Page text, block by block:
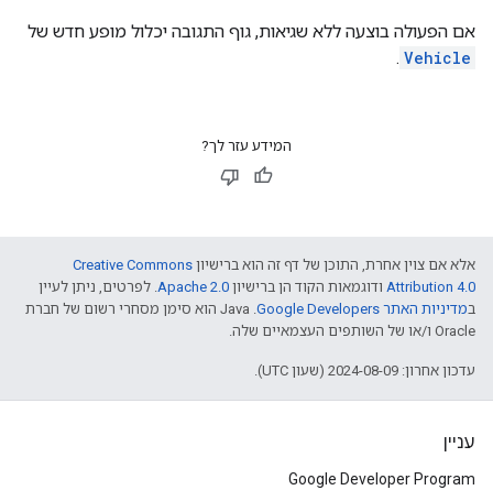
אם הפעולה בוצעה ללא שגיאות, גוף התגובה יכלול מופע חדש של
Vehicle
.
המידע עזר לך?
אלא אם צוין אחרת, התוכן של דף זה הוא ברישיון Creative Commons
Attribution 4.0 ודוגמאות הקוד הן ברישיון Apache 2.0. לפרטים, ניתן לעיין
במדיניות האתר Google Developers‏
.‏ Java הוא סימן מסחרי רשום של חברת
Oracle ו/או של השותפים העצמאיים שלה.
עדכון אחרון: 2024-08-09 (שעון UTC).
עניין
Google Developer Program